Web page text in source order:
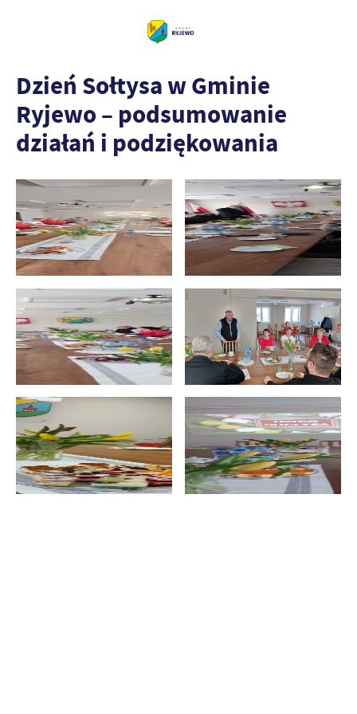
Dzień Sołtysa w Gminie
Ryjewo – podsumowanie
działań i podziękowania